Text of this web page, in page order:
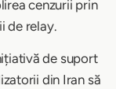
cenzurii prin
de relay.
de suport
din Iran să